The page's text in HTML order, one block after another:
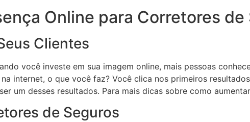
Online para Corretores de
Clientes
você investe em sua imagem online, mais pessoas
internet, o que você faz? Você clica nos primeiros
um desses resultados. Para mais dicas sobre como
de Seguros